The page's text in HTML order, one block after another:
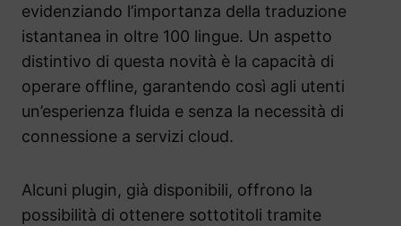
evidenziando l’importanza della traduzione
istantanea in oltre 100 lingue. Un aspetto
distintivo di questa novità è la capacità di
operare offline, garantendo così agli utenti
un’esperienza fluida e senza la necessità di
connessione a servizi cloud.
Alcuni plugin, già disponibili, offrono la
possibilità di ottenere sottotitoli tramite